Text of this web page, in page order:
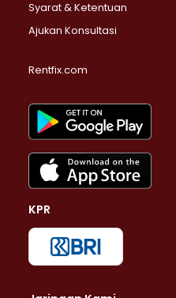
Syarat & Ketentuan
Ajukan Konsultasi
Rentfix.com
KPR